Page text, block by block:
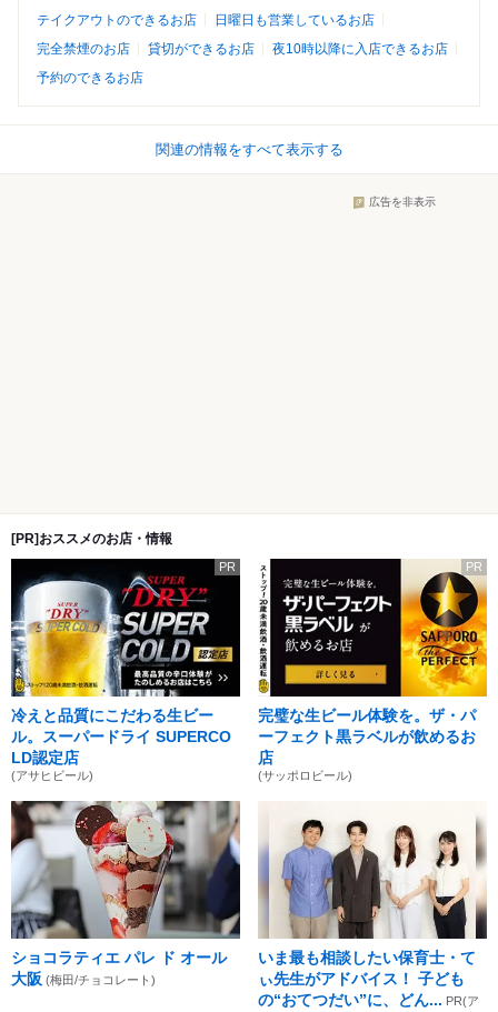
テイクアウトのできるお店
日曜日も営業しているお店
完全禁煙のお店
貸切ができるお店
夜10時以降に入店できるお店
予約のできるお店
関連の情報をすべて表示する
広告を非表示
[PR]おススメのお店・情報
PR
冷えと品質にこだわる生ビー
ル。スーパードライ SUPERCO
LD認定店
(アサヒビール)
PR
完璧な生ビール体験を。ザ・パ
ーフェクト黒ラベルが飲めるお
店
(サッポロビール)
ショコラティエ パレ ド オール
大阪 (梅田/チョコレート)
いま最も相談したい保育士・て
ぃ先生がアドバイス！ 子ども
の“おてつだい”に、どん... PR(ア